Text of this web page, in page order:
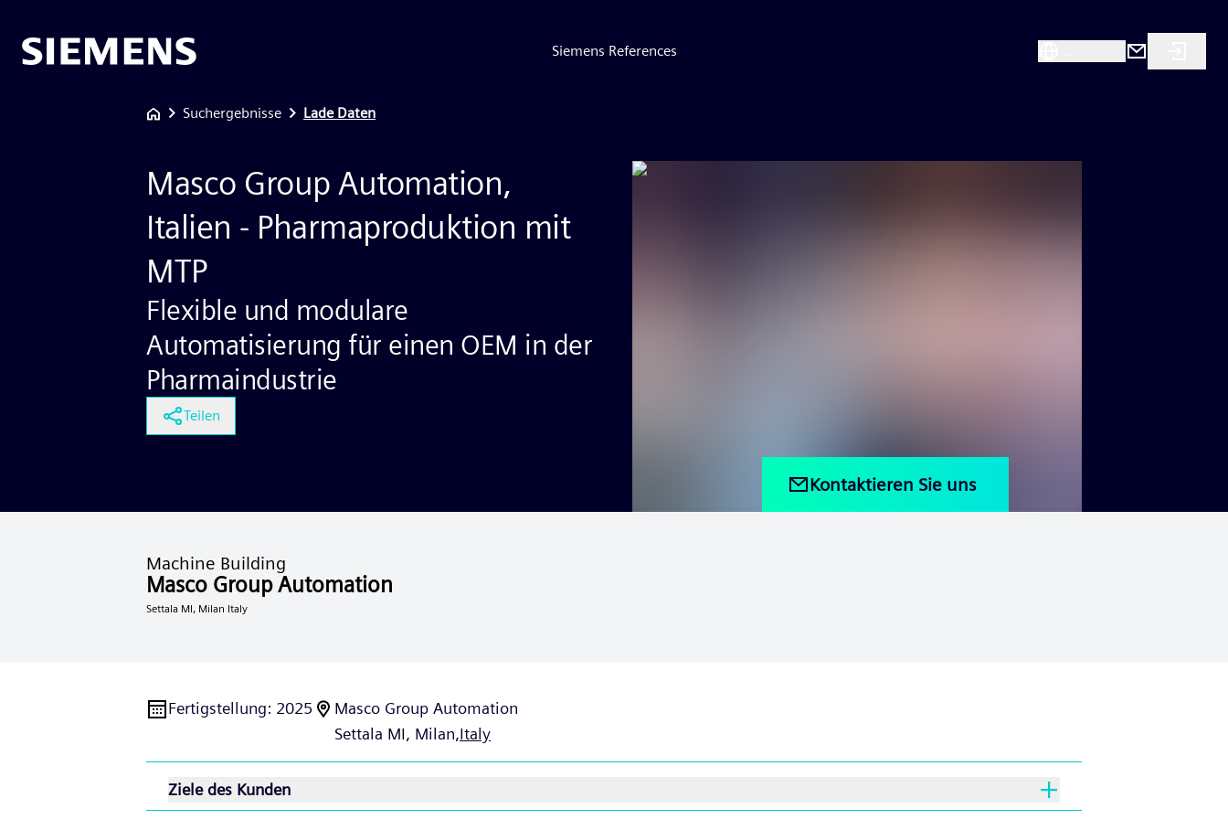
Siemens References
Suchergebnisse Lade Daten
Masco Group Automation,
Italien - Pharmaproduktion mit
MTP
Flexible und modulare
Automatisierung für einen OEM in der
Pharmaindustrie
Teilen
Kontaktieren Sie uns
Machine Building
Masco Group Automation
Settala MI, Milan Italy
Fertigstellung: 2025
Masco Group Automation
Settala MI, Milan,Italy
Ziele des Kunden